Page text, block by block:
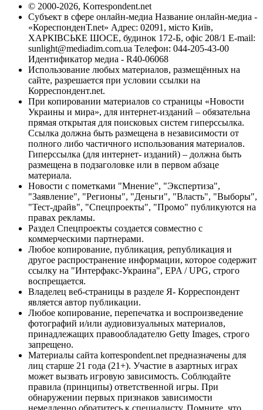
© 2000-2026, Korrespondent.net
Субъект в сфере онлайн-медиа Название онлайн-медиа -
«КореспонденТ.net» Адрес: 02091, місто Київ,
ХАРКІВСЬКЕ ШОСЕ, будинок 172-Б, офіс 208/1 E-mail:
sunlight@mediadim.com.ua Телефон: 044-205-43-00
Идентификатор медиа - R40-06068
Использование любых материалов, размещённых на
сайте, разрешается при условии ссылки на
Корреспондент.net.
При копировании материалов со страницы «Новости
Украины и мира», для интернет-изданий – обязательна
прямая открытая для поисковых систем гиперссылка.
Ссылка должна быть размещена в независимости от
полного либо частичного использования материалов.
Гиперссылка (для интернет- изданий) – должна быть
размещена в подзаголовке или в первом абзаце
материала.
Новости с пометками "Мнение", "Экспертиза",
"Заявление", "Регионы", "Деньги", "Власть", "Выборы",
"Тест-драйв", "Спецпроекты", "Промо" публикуются на
правах рекламы.
Раздел Спецпроекты создается совместно с
коммерческими партнерами.
Любое копирование, публикация, републикация и
другое распространение информации, которое содержит
ссылку на "Интерфакс-Украина", EPA / UPG, строго
воспрещается.
Владелец веб-страницы в разделе Я- Корреспондент
является автор публикации.
Любое копирование, перепечатка и воспроизведение
фотографий и/или аудиовизуальных материалов,
принадлежащих правообладателю Getty Images, строго
запрещено.
Материалы сайта korrespondent.net предназначены для
лиц старше 21 года (21+). Участие в азартных играх
может вызвать игровую зависимость. Соблюдайте
правила (принципы) ответственной игры. При
обнаружении первых признаков зависимости
немедленно обратитесь к специалисту. Помните, что